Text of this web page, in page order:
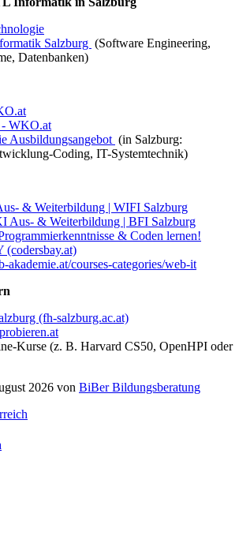
Salzburg (Software Engineering,
Datenbanken)
- WKO.at
Ausbildungsangebot (in Salzburg:
Coding, IT-Systemtechnik)
& Weiterbildung | WIFI Salzburg
& Weiterbildung | BFI Salzburg
& Coden lernen!
akademie.at/courses-categories/web-it
(fh-salzburg.ac.at)
Kurse (z. B. Harvard CS50, OpenHPI oder
2026 von BiBer Bildungsberatung